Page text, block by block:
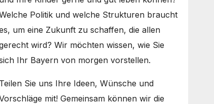
Politik und welche Strukturen braucht
um eine Zukunft zu schaffen, die allen
wird? Wir möchten wissen, wie Sie
Ihr Bayern von morgen vorstellen.
Teilen Sie uns Ihre Ideen, Wünsche und
mit! Gemeinsam können wir die